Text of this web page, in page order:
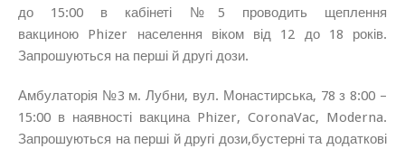
до 15:00 в кабінеті №5 проводить щеплення
вакциною Phizer населення віком від 12 до 18 років.
Запрошуються на перші й другі дози.
Амбулаторія №3 м. Лубни, вул. Монастирська, 78 з 8:00 –
15:00 в наявності вакцина Phizer, CoronaVac, Moderna.
Запрошуються на перші й другі дози,бустерні та додаткові